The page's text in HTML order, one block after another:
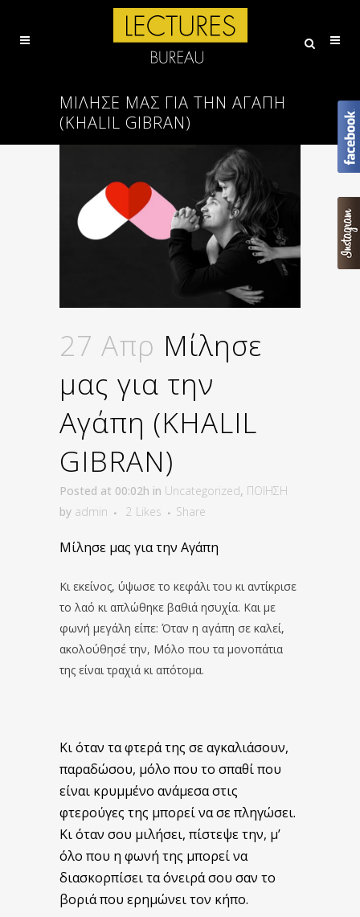
ΜΊΛΗΣΕ ΜΑΣ ΓΙΑ ΤΗΝ ΑΓΆΠΗ
(KHALIL GIBRAN)
27 Απρ Μίλησε
μας για την
Αγάπη (KHALIL
GIBRAN)
Posted at 00:02h in Uncategorized, ΠΟΙΗΣΗ
by admin 2 Likes Share
Μίλησε μας για την Αγάπη
Κι εκείνος, ύψωσε το κεφάλι του κι αντίκρισε
το λαό κι απλώθηκε βαθιά ησυχία. Και με
φωνή μεγάλη είπε: Όταν η αγάπη σε καλεί,
ακολούθησέ την, Μόλο που τα μονοπάτια
της είναι τραχιά κι απότομα.
Κι όταν τα φτερά της σε αγκαλιάσουν,
παραδώσου, μόλο που το σπαθί που
είναι κρυμμένο ανάμεσα στις
φτερούγες της μπορεί να σε πληγώσει.
Κι όταν σου μιλήσει, πίστεψε την, μ’
όλο που η φωνή της μπορεί να
διασκορπίσει τα όνειρά σου σαν το
βοριά που ερημώνει τον κήπο.